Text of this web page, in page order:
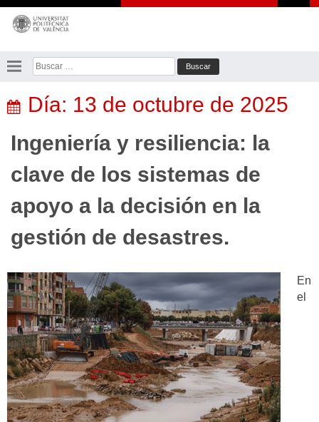
Saltar
contenido
Buscar:
Día: 13 de octubre de 2025
Ingeniería y resiliencia: la
clave de los sistemas de
apoyo a la decisión en la
gestión de desastres.
En
el